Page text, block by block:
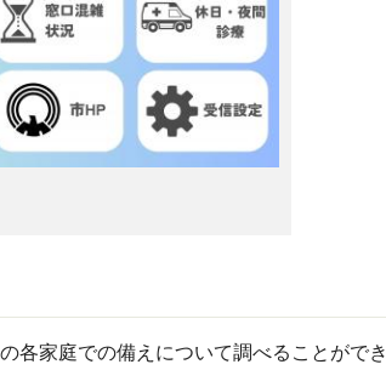
各家庭での備えについて調べることができ